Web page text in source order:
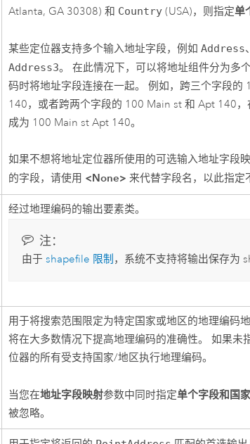
Atlanta, GA 30308) 和 Country (USA)，则指定单
某些定位器支持多个输入地址字段，例如Address
Address3。 在此情况下，可以将地址组件分为多
码时将地址字段连接在一起。 例如，跨三个字段的
140，或者跨两个字段的 100 Main st 和 Apt 140
成为 100 Main st Apt 140。
如果不想将地址定位器所使用的可选输入地址字段
的字段，请使用 <None> 来代替字段名，以此指定
经过地理编码的输出要素类。
注：
由于 shapefile 限制 ，系统不支持将输出保存为
用于将搜索范围限定为特定国家或地区的地理编码
将在大多数情况下提高地理编码的准确性。 如果未
位器的所有受支持国家/地区执行地理编码。
当您在地址字段映射参数中同时指定单个字段和国
被忽略。